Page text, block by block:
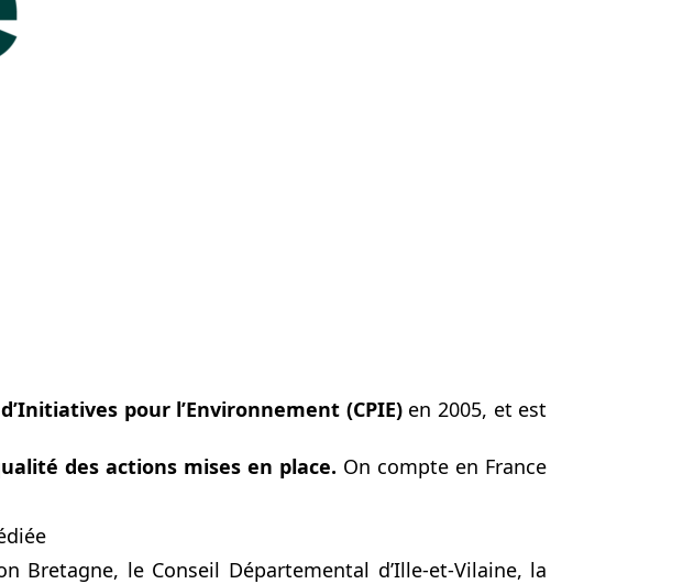
pour l’Environnement (CPIE)en 2005, et est
des actions mises en place. On compte en France
Bretagne, le Conseil Départemental d’Ille-et-Vilaine, la